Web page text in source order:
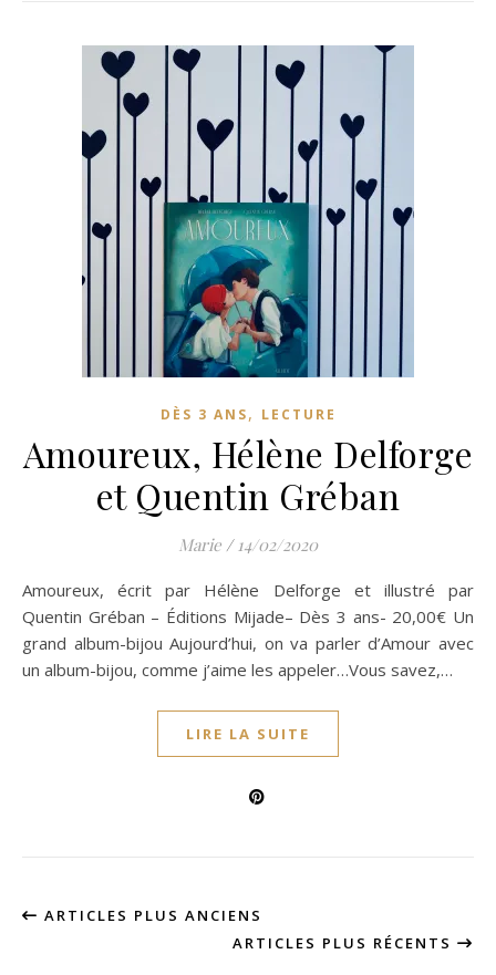
DÈS 3 ANS, LECTURE
Amoureux, Hélène Delforge
et Quentin Gréban
Marie / 14/02/2020
Amoureux, écrit par Hélène Delforge et illustré par
Quentin Gréban – Éditions Mijade– Dès 3 ans- 20,00€ Un
grand album-bijou Aujourd’hui, on va parler d’Amour avec
un album-bijou, comme j’aime les appeler…Vous savez,…
LIRE LA SUITE
ARTICLES PLUS ANCIENS
ARTICLES PLUS RÉCENTS